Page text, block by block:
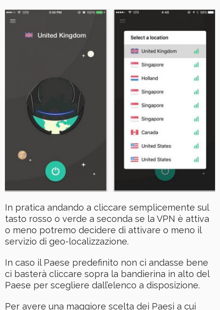
In pratica andando a cliccare semplicemente sul
tasto rosso o verde a seconda se la VPN è attiva
o meno potremo decidere di attivare o meno il
servizio di geo-localizzazione.
In caso il Paese predefinito non ci andasse bene
ci basterà cliccare sopra la bandierina in alto del
Paese per scegliere dall’elenco a disposizione.
Per avere una maggiore scelta dei Paesi a cui